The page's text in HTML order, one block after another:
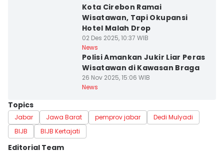
Kota Cirebon Ramai
Wisatawan, Tapi Okupansi
Hotel Malah Drop
02 Des 2025, 10:37 WIB
News
Polisi Amankan Jukir Liar Peras
Wisatawan di Kawasan Braga
26 Nov 2025, 15:06 WIB
News
Topics
Jabar Jawa Barat pemprov jabar
Dedi Mulyadi
BIJB
BIJB Kertajati
Editorial Team